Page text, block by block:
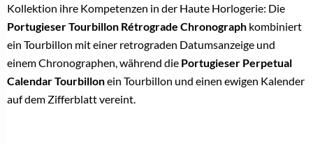
Kollektion ihre Kompetenzen in der Haute Horlogerie: Die
Portugieser Tourbillon Rétrograde Chronograph kombiniert
ein Tourbillon mit einer retrograden Datumsanzeige und
einem Chronographen, während die Portugieser Perpetual
Calendar Tourbillonein Tourbillon und einen ewigen Kalender
auf dem Zifferblatt vereint.